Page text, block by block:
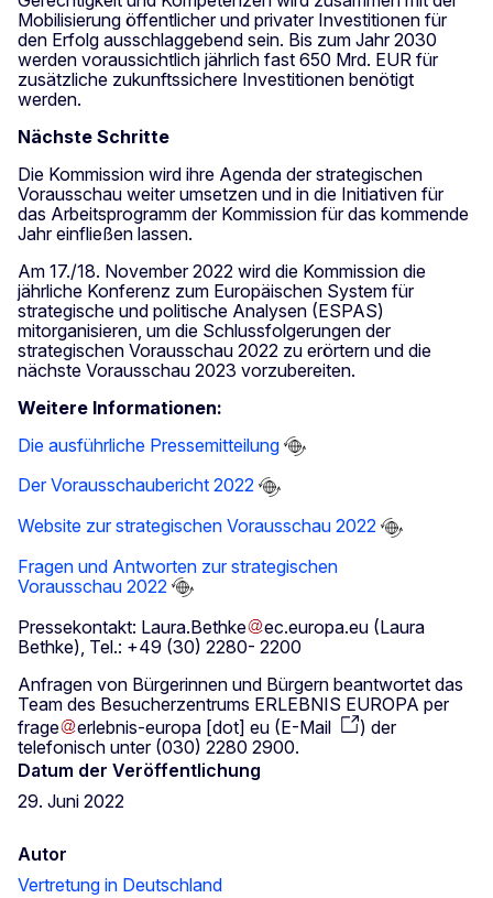
Mobilisierung öffentlicher und privater Investitionen für
den Erfolg ausschlaggebend sein. Bis zum Jahr 2030
werden voraussichtlich jährlich fast 650 Mrd. EUR für
zusätzliche zukunftssichere Investitionen benötigt
werden.
Nächste Schritte
Die Kommission wird ihre Agenda der strategischen
Vorausschau weiter umsetzen und in die Initiativen für
das Arbeitsprogramm der Kommission für das kommende
Jahr einfließen lassen.
Am 17./18. November 2022 wird die Kommission die
jährliche Konferenz zum Europäischen System für
strategische und politische Analysen (ESPAS)
mitorganisieren, um die Schlussfolgerungen der
strategischen Vorausschau 2022 zu erörtern und die
nächste Vorausschau 2023 vorzubereiten.
Weitere Informationen:
Die ausführliche Pressemitteilung
Der Vorausschaubericht 2022
Website zur strategischen Vorausschau 2022
Fragen und Antworten zur strategischen
Vorausschau 2022
Pressekontakt: Laura.Bethke ec.europa.eu (Laura
Bethke), Tel.: +49 (30) 2280- 2200
Anfragen von Bürgerinnen und Bürgern beantwortet das
Team des Besucherzentrums ERLEBNIS EUROPA per
frage
erlebnis-europa [dot] eu (E-Mail ) der
telefonisch unter (030) 2280 2900.
Datum der Veröffentlichung
29. Juni 2022
Autor
Vertretung in Deutschland